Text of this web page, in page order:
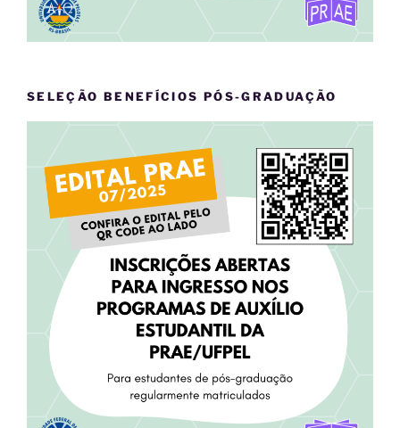
SELEÇÃO BENEFÍCIOS PÓS-GRADUAÇÃO